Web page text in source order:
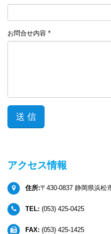
お問合せ内容 *
アクセス情報
住所:〒430-0837 静岡県浜松
TEL: (053) 425-0425
FAX: (053) 425-1425